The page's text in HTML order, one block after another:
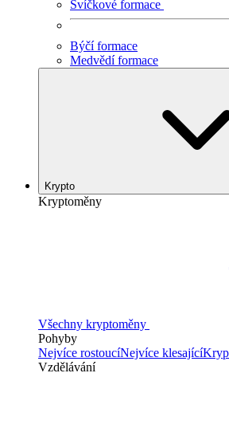
Svíčkové formace
Býčí formace
Medvědí formace
Krypto
Kryptoměny
Všechny kryptoměny
Pohyby
Nejvíce rostoucíNejvíce klesající
Vzdělávání